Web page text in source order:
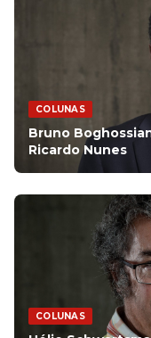
COLUNAS
Bruno
Ricardo Nunes
COLUNAS